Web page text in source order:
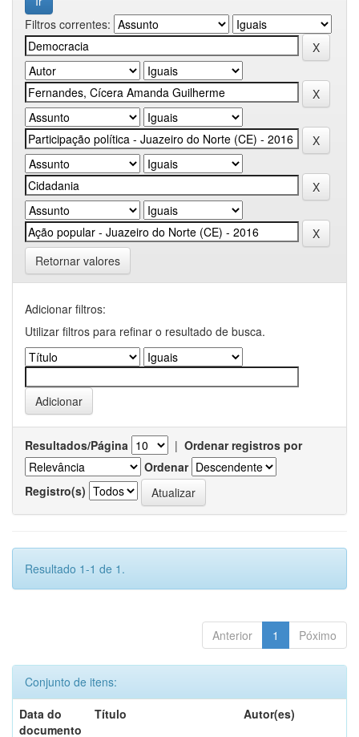
Filtros correntes:
Retornar valores
Adicionar filtros:
Utilizar filtros para refinar o resultado de busca.
Resultados/Página | Ordenar registros por
Ordenar
Registro(s)
Resultado 1-1 de 1.
Anterior 1 Póximo
Conjunto de itens:
Data do
documento
Título Autor(es)